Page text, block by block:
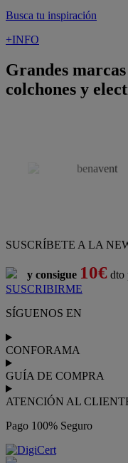
Busca tu inspiración
+INFO
Grandes
colchones y
SUSCRÍBETE A LA
y consigue 10€ dto
SUSCRIBIRME
SÍGUENOS EN
CONFORAMA
GUÍA DE COMPRA
ATENCIÓN AL
Pago 100% Seguro